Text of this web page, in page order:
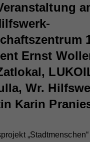
Ernst
Wr.
Karin